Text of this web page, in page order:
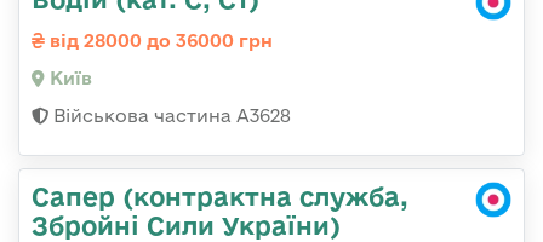
від 28000 до 36000 грн
Київ
Військова частина А3628
Сапер (контрактна служба,
Збройні Сили України)